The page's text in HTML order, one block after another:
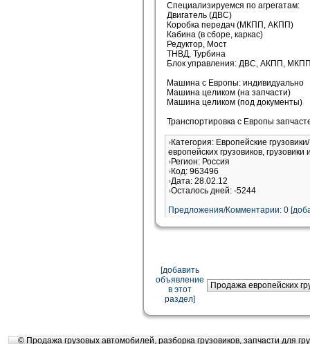
Специализируемся по агрегатам:
Двигатель (ДВС)
Коробка передач (МКПП, АКПП)
Кабина (в сборе, каркас)
Редуктор, Мост
ТНВД, Турбина
Блок управления: ДВС, АКПП,
Машина с Европы: индивидуально
Машина целиком (на запчасти)
Машина целиком (под документы)
Транспортировка с Европы
Категория: Европейские
европейских грузовиков, грузовики
Регион: Россия
Код: 963496
Дата: 28.02.12
Осталось дней: -5244
Предложения/Комментарии: 0
[добавить
объявление
в этот
раздел]
© Продажа грузовых автомобилей, разборка грузовиков, запчасти для